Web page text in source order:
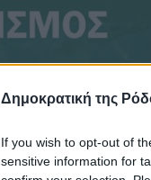
Δημοκρατική της
If you wish to opt-out of
sensitive information for